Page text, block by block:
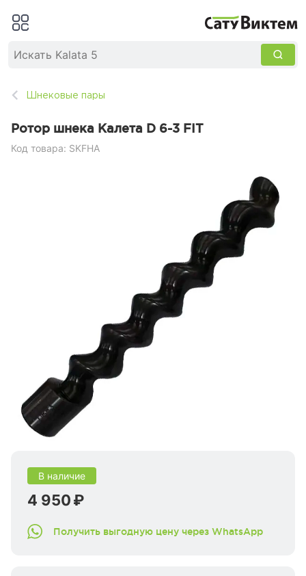
Шнековые пары
Ротор шнека Калета D 6-3 FIT
Код товара: SKFHA
В наличие
4 950 ₽
Получить выгодную цену через WhatsApp